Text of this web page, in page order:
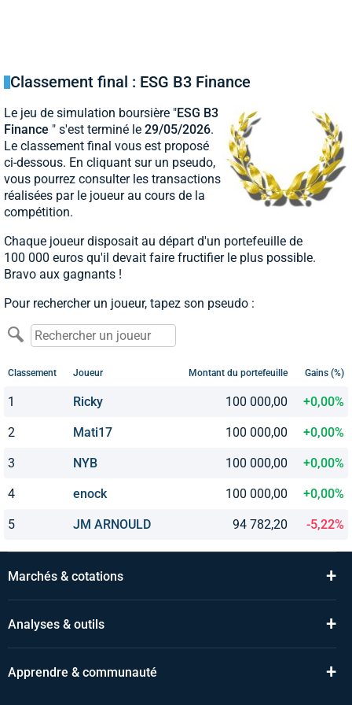
Classement final : ESG B3 Finance
Le jeu de simulation boursière "ESG B3
Finance " s'est terminé le 29/05/2026.
Le classement final vous est proposé
ci-dessous. En cliquant sur un pseudo,
vous pourrez consulter les transactions
réalisées par le joueur au cours de la
compétition.
Chaque joueur disposait au départ d'un portefeuille de
100 000 euros qu'il devait faire fructifier le plus possible.
Bravo aux gagnants !
Pour rechercher un joueur, tapez son pseudo :
Classement Joueur Montant du portefeuille Gains (%)
1 Ricky 100 000,00 +0,00%
2 Mati17 100 000,00 +0,00%
3 NYB 100 000,00 +0,00%
4 enock 100 000,00 +0,00%
5 JM ARNOULD 94 782,20 -5,22%
Marchés & cotations +
Analyses & outils +
Apprendre & communauté +